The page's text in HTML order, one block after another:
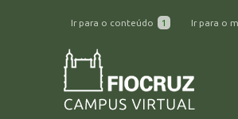
Ir para o conteúdo 1 Ir para o